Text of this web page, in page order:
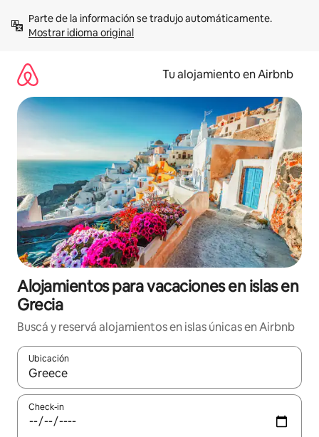
contenidoMostrar idioma original
Tu alojamiento en Airbnb
Alojamientos para vacaciones en islas en
Grecia
Buscá y reservá alojamientos en islas únicas en Airbnb
Ubicación
Cuando los resultados estén disponibles, navegá con las
Check-in